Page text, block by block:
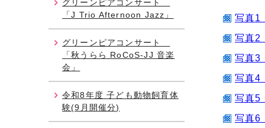
写真1
写真2
写真3
写真4
写真5
写真6
グリーンピアコンサート
「J Trio Afternoon Jazz」
グリーンピアコンサート
「秋うらら RoCoS-JJ 音楽
会」
令和8年度 子ども動物飼育体
験(9月開催分)